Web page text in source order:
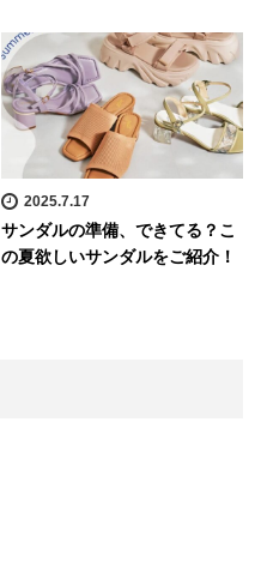
2025.7.17
サンダルの準備、できてる？こ
の夏欲しいサンダルをご紹介！